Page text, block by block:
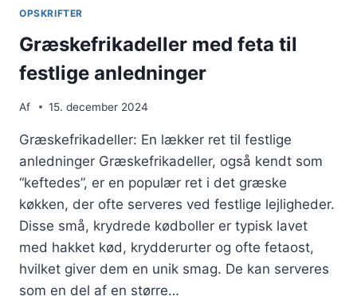
OPSKRIFTER
Græskefrikadeller med feta til
festlige anledninger
Af 15. december 2024
Græskefrikadeller: En lækker ret til festlige
anledninger Græskefrikadeller, også kendt som
“keftedes”, er en populær ret i det græske
køkken, der ofte serveres ved festlige lejligheder.
Disse små, krydrede kødboller er typisk lavet
med hakket kød, krydderurter og ofte fetaost,
hvilket giver dem en unik smag. De kan serveres
som en del af en større…